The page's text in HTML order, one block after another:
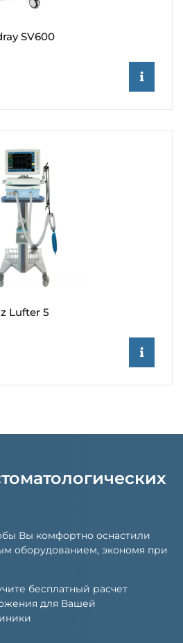
SV600
Lufter 5
Вы комфортно оснастили
оборудованием, экономя при
бесплатный расчет
для Вашей